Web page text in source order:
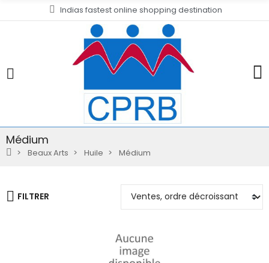
Indias fastest online shopping destination
Médium
Beaux Arts Huile Médium
FILTRER